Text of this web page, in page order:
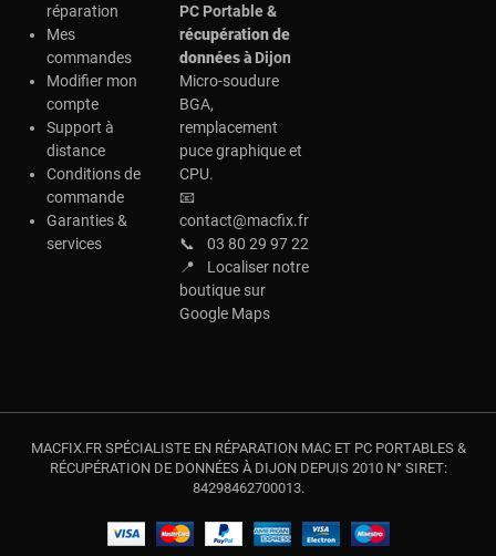
réparation
Mes
commandes
Modifier mon
compte
Support à
distance
Conditions de
commande
Garanties &
services
PC Portable &
récupération de
données àDijon
Micro-soudure
BGA,
remplacement
puce graphique et
CPU.
📧
contact@macfix.fr
📞
03 80 29 97 22
📍
Localiser notre
boutique sur
Google Maps
MACFIX.FR SPÉCIALISTE EN RÉPARATION MAC ET PC PORTABLES &
RÉCUPÉRATION DE DONNÉES À DIJON DEPUIS 2010 N° SIRET:
84298462700013.